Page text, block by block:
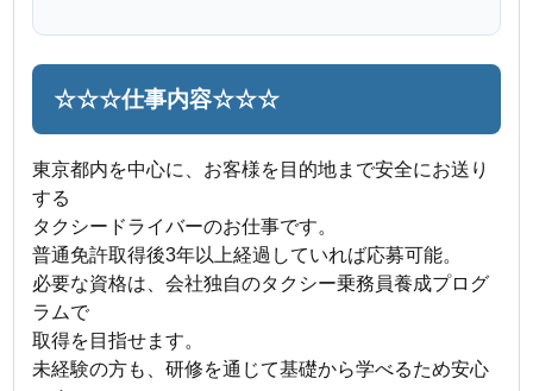
☆☆☆仕事内容☆☆☆
東京都内を中心に、お客様を目的地まで安全にお送り
する
タクシードライバーのお仕事です。
普通免許取得後3年以上経過していれば応募可能。
必要な資格は、会社独自のタクシー乗務員養成プログ
ラムで
取得を目指せます。
未経験の方も、研修を通じて基礎から学べるため安心